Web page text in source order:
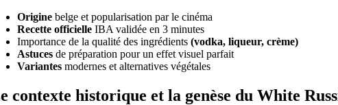
Origine belge et popularisation par le cinéma
Recette officielle IBA validée en 3 minutes
Importance de la qualité des ingrédients (vodka, liqueur, crème)
Astuces de préparation pour un effet visuel parfait
Variantes modernes et alternatives végétales
contexte historique et la genèse du White